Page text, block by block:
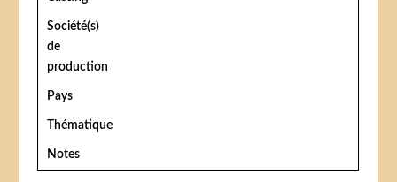
Société(s)
de
production
Pays
Thématique
Notes